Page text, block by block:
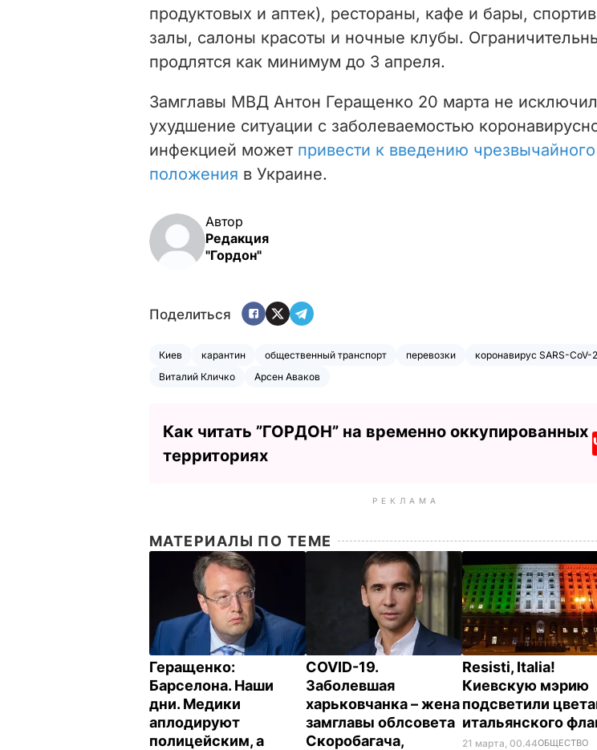
продуктовых и аптек), рестораны, кафе и бары,
залы, салоны красоты и ночные клубы.
продлятся как минимум до 3 апреля.
Замглавы МВД Антон Геращенко 20 марта не
ухудшение ситуации с заболеваемостью
инфекцией может привести к введению чрезвычайного
положения в Украине.
Автор
Редакция
"Гордон"
Поделиться
Киев карантин общественный транспорт перевозки
коронавирус SARS-CoV-
Виталий Кличко
Арсен Аваков
Как читать ”ГОРДОН” на временно оккупированных
территориях
РЕКЛАМА
МАТЕРИАЛЫ ПО ТЕМЕ
Геращенко:
Барселона. Наши
дни. Медики
аплодируют
полицейским, а
COVID-19.
Заболевшая
харьковчанка – жена
замглавы облсовета
Скоробагача,
Resisti, Italia!
Киевскую мэрию
подсветили
итальянского
21 марта, 00.44ОБЩЕСТВО